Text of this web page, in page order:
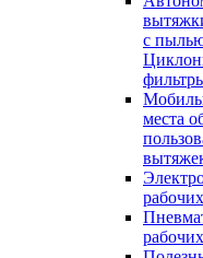
с
места